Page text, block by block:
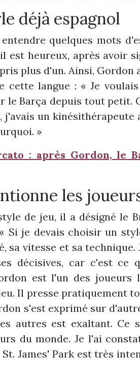
déjà espagnol
entendre quelques mots
heureux, après avoir
plus d'un. Ainsi, Gordon
cette langue : « Je
le Barça depuis tout petit.
j'avais un
»
: après Gordon, le
les
de jeu, il a désigné le
Si je devais choisir un
sa vitesse et sa technique.
décisives, car c'est ce
est l'un des
Il presse pratiquement
s'est exprimé sur
autres est exaltant. Ce
du monde. Je l'ai
St. James' Park est très